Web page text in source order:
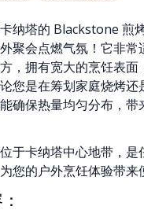
纳塔的 Blackstone 煎
聚会点燃气氛！它非常
，拥有宽大的烹饪表面
您是在筹划家庭烧烤还
确保热量均匀分布，带
于卡纳塔中心地带，是
您的户外烹饪体验带来